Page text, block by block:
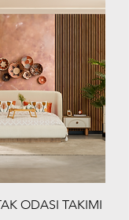
ODASI TAKIMI